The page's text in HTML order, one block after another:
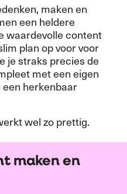
maken en
een heldere
waardevolle content
plan op voor voor
je straks precies de
met een eigen
herkenbaar
wel zo prettig.
maken en